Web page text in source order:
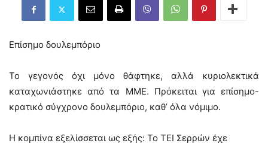
Επίσημο δουλεμπόριο
Το γεγονός όχι μόνο θάφτηκε, αλλά κυριολεκτικά
καταχωνιάστηκε από τα ΜΜΕ. Πρόκειται για επίσημο-
κρατικό σύγχρονο δουλεμπόριο, καθ’ όλα νόμιμο.
Η κομπίνα εξελίσσεται ως εξής: Το ΤΕΙ Σερρών έχε